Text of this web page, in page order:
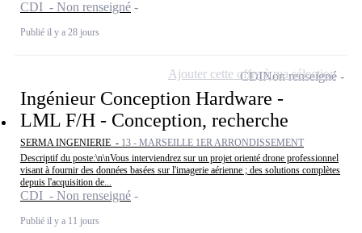
CDI - Non renseigné
Publié il y a 28 jours
Ingénieur Conception Hardware -
LML F/H - Conception, recherche
SERMA INGENIERIE - 13 - MARSEILLE 1ER ARRONDISSEMENT
Descriptif du poste:\n\nVous interviendrez sur un projet orienté drone professionnel
visant à fournir des données basées sur l'imagerie aérienne ; des solutions complètes
depuis l'acquisition de...
CDI - Non renseigné
Publié il y a 11 jours
CDINon renseigné
Ajouter cette offre à ma sélection